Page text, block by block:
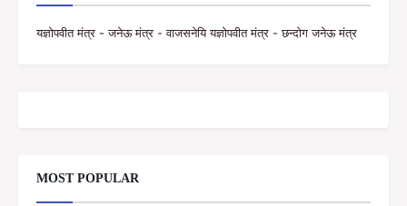
यज्ञोपवीत मंत्र - जनेऊ मंत्र - वाजसनेयि यज्ञोपवीत मंत्र - छन्दोग जनेऊ मंत्र
MOST POPULAR